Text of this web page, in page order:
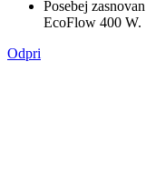
Posebej
EcoFlow 400 W.
Odpri